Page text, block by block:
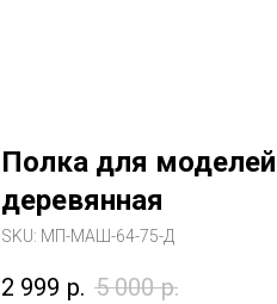
Полка для
деревянная
SKU: МП-МАШ-64-75-Д
2 999 р. 5 000 р.